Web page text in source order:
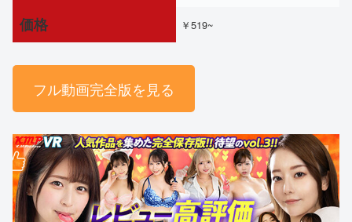
価格 ￥519~
フル動画完全版を見る